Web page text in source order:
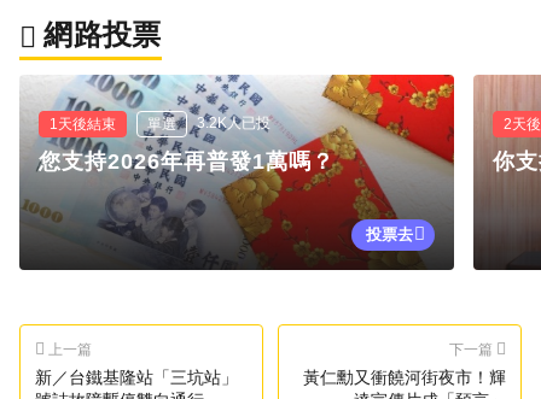
網路投票
1天後結束 單選 3.2K人已投
您支持2026年再普發1萬嗎？
投票去
2天
你
上一篇
新／台鐵基隆站「三坑站」
下一篇
黃仁勳又衝饒河街夜市！輝